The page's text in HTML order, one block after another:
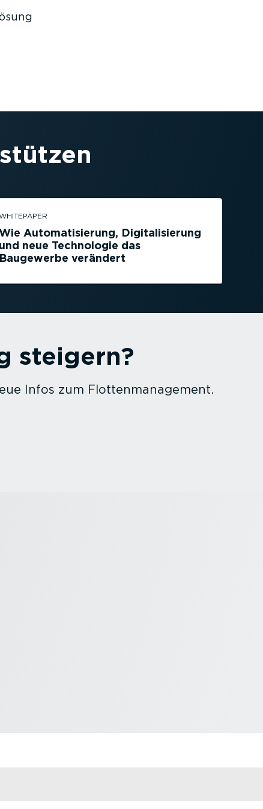
Automa­ti­sierung, Digita­li­sierung
und neue Technologie das
Baugewerbe verändert
steigern?
Infos zum Flotten­ma­nagement.